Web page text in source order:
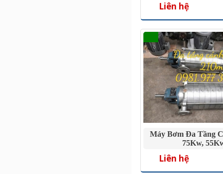
Liên hệ
Máy Bơm Đa Tầng
75Kw,
Liên hệ